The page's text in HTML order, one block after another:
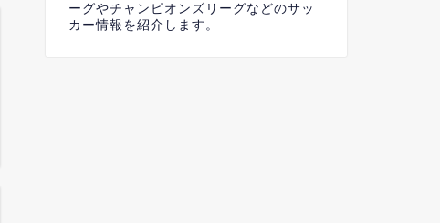
ーグやチャンピオンズリーグなどのサッ
カー情報を紹介します。